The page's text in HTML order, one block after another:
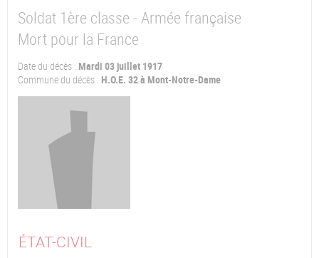
Soldat 1ère classe - Armée française
Mort pour la France
Date du décès : Mardi 03 juillet 1917
Commune du décès : H.O.E. 32 à Mont-Notre-Dame
ÉTAT-CIVIL